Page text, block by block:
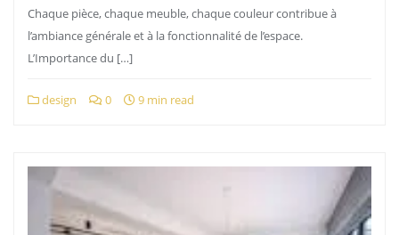
Chaque pièce, chaque meuble, chaque couleur contribue à
l’ambiance générale et à la fonctionnalité de l’espace.
L’Importance du […]
design 0 9 min read